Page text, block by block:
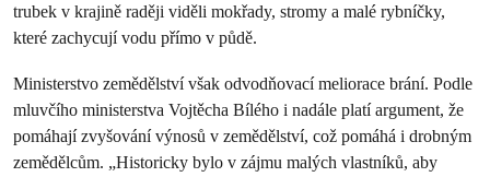
trubek v krajině raději viděli mokřady, stromy a malé rybníčky,
které zachycují vodu přímo v půdě.
Ministerstvo zemědělství však odvodňovací meliorace brání. Podle
mluvčího ministerstva Vojtěcha Bílého i nadále platí argument, že
pomáhají zvyšování výnosů v zemědělství, což pomáhá i drobným
zemědělcům. „Historicky bylo v zájmu malých vlastníků, aby